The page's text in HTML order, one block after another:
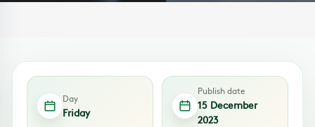
Day
Friday
Publish date
15 December
2023